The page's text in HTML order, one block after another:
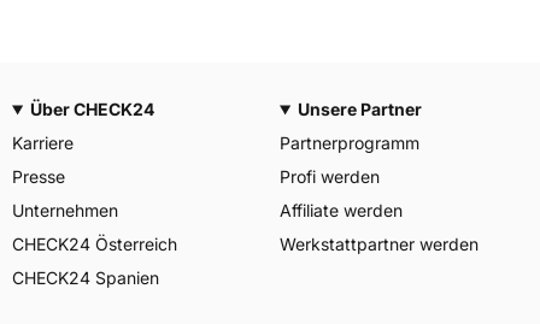
Über CHECK24
Karriere
Presse
Unternehmen
CHECK24 Österreich
CHECK24 Spanien
Unsere Partner
Partnerprogramm
Profi werden
Affiliate werden
Werkstattpartner werden